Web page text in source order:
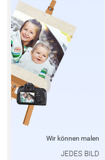
Wir können malen
JEDES BILD